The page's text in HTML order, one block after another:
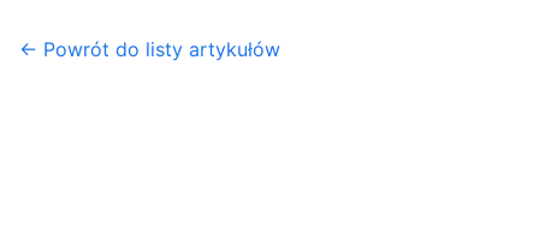
← Powrót do listy artykułów